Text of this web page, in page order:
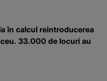
în calcul reintroducerea
33.000 de locuri au